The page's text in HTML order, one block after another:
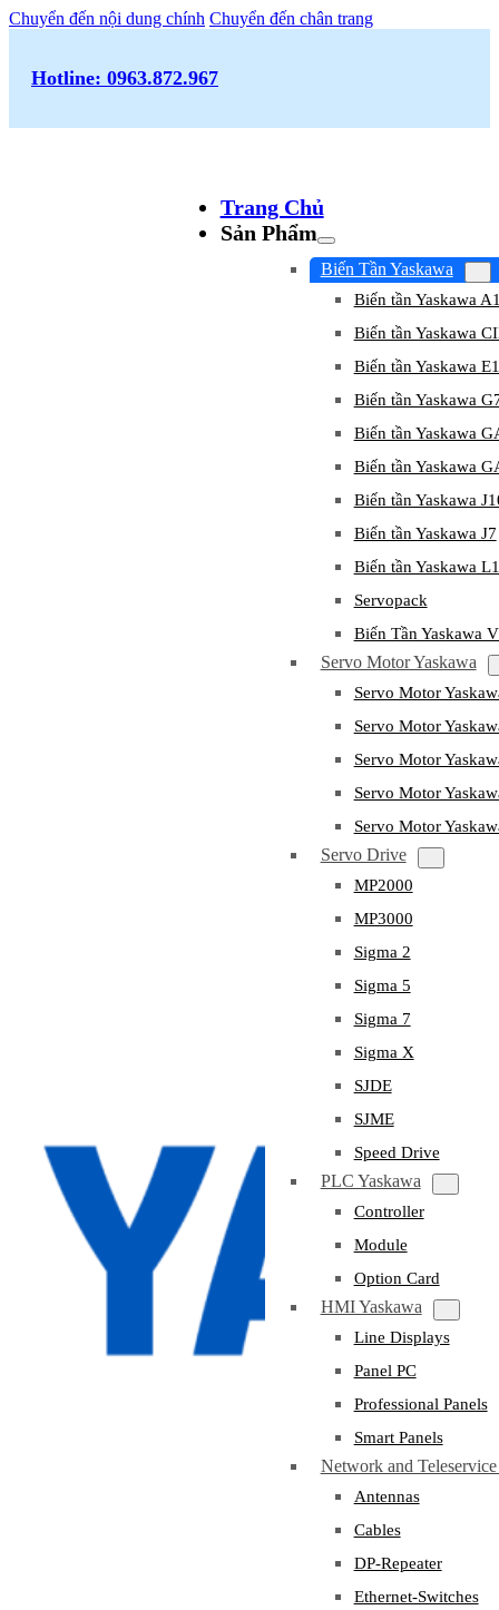
Chuyển đến nội dung chính Chuyển đến chân trang
Hotline: 0963.872.967
Trang Chủ
Sản Phẩm
Biến Tần Yaskawa
Biến tần Yaskawa
Biến tần Yaskawa
Biến tần Yaskawa
Biến tần Yaskawa
Biến tần Yaskawa
Biến tần Yaskawa
Biến tần Yaskawa
Biến tần Yaskawa J7
Biến tần Yaskawa
Servopack
Biến Tần Yaskawa
Servo Motor Yaskawa
Servo Motor
Servo Motor
Servo Motor
Servo Motor
Servo Motor
Servo Drive
MP2000
MP3000
Sigma 2
Sigma 5
Sigma 7
Sigma X
SJDE
SJME
Speed Drive
PLC Yaskawa
Controller
Module
Option Card
HMI Yaskawa
Line Displays
Panel PC
Professional Panels
Smart Panels
Network and
Antennas
Cables
DP-Repeater
Ethernet-Switches